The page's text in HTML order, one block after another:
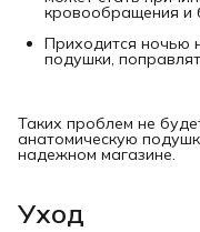
кровообращения и
Приходится ночью
подушки,
Таких проблем не
анатомическую
надежном магазине.
Уход